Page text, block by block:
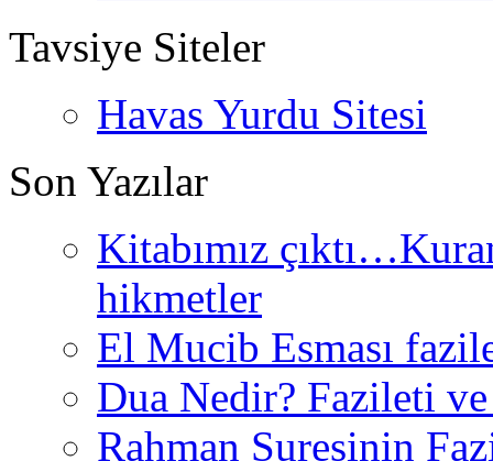
Tavsiye Siteler
Havas Yurdu Sitesi
Son Yazılar
Kitabımız
hikmetler
El Mucib Esması
Dua Nedir? Fazileti
Rahman Suresinin